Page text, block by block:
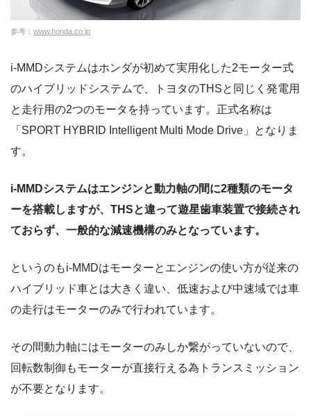
参考： www.honda.co.jp
i-MMDシステムはホンダが初めて実用化した2モーター式
のハイブリッドシステムで、トヨタのTHSと同じく発電用
と走行用の2つのモータを持っています。正式名称は
「SPORT HYBRID Intelligent Multi Mode Drive」となりま
す。
i-MMDシステムはエンジンと動力軸の間に2種類のモータ
ーを搭載しますが、THSと違って遊星歯車装置で接続され
ておらず、一般的な減速機構のみとなっています。
というのもi-MMDはモーターとエンジンの使い方が従来の
ハイブリッド車とは大きく違い、低速および中速域では車
の走行はモーターのみで行われています。
その間動力軸にはモーターのみしか繋がっていないので、
回転数制御もモーターが直接行える為トランスミッション
が不要となります。